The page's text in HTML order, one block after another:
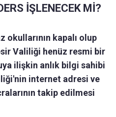
İŞLENECEK Mİ?
okullarının kapalı olup
Valiliği henüz resmi bir
ilişkin anlık bilgi sahibi
internet adresi ve
takip edilmesi